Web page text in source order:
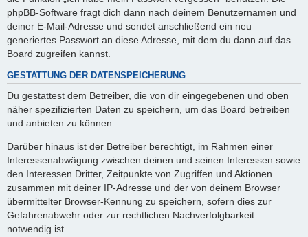
phpBB-Software fragt dich dann nach deinem Benutzernamen und
deiner E-Mail-Adresse und sendet anschließend ein neu
generiertes Passwort an diese Adresse, mit dem du dann auf das
Board zugreifen kannst.
GESTATTUNG DER DATENSPEICHERUNG
Du gestattest dem Betreiber, die von dir eingegebenen und oben
näher spezifizierten Daten zu speichern, um das Board betreiben
und anbieten zu können.
Darüber hinaus ist der Betreiber berechtigt, im Rahmen einer
Interessenabwägung zwischen deinen und seinen Interessen sowie
den Interessen Dritter, Zeitpunkte von Zugriffen und Aktionen
zusammen mit deiner IP-Adresse und der von deinem Browser
übermittelter Browser-Kennung zu speichern, sofern dies zur
Gefahrenabwehr oder zur rechtlichen Nachverfolgbarkeit
notwendig ist.